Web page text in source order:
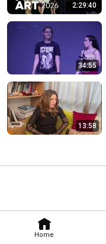
Home
2:29:40
34:55
13:58